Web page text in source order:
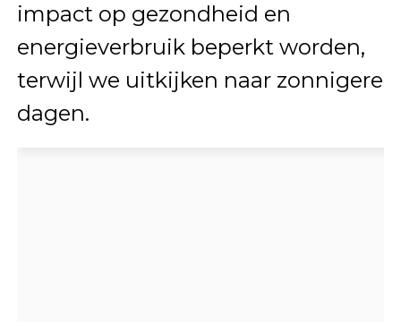
impact op gezondheid en
energieverbruik beperkt worden,
terwijl we uitkijken naar zonnigere
dagen.